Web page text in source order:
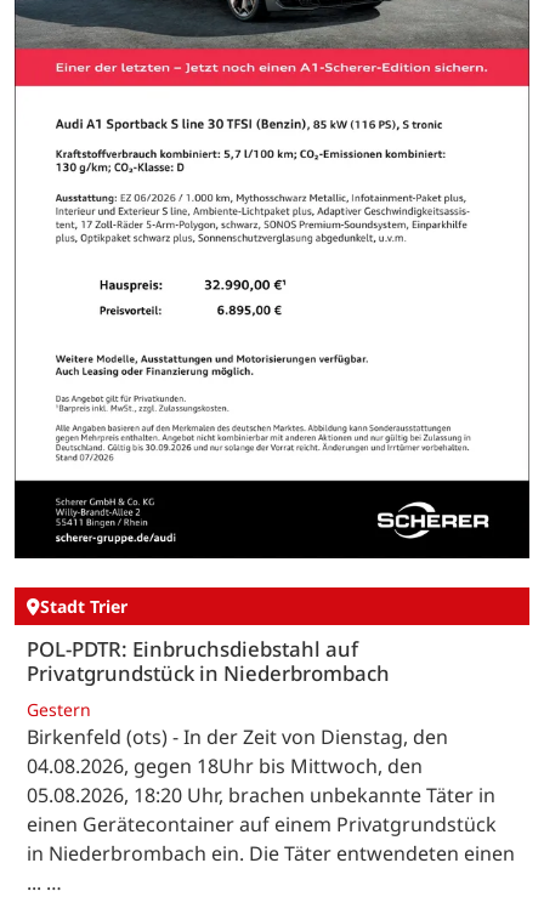
Stadt Trier
POL-PDTR: Einbruchsdiebstahl auf
Privatgrundstück in Niederbrombach
Gestern
Birkenfeld (ots) - In der Zeit von Dienstag, den
04.08.2026, gegen 18Uhr bis Mittwoch, den
05.08.2026, 18:20 Uhr, brachen unbekannte Täter in
einen Gerätecontainer auf einem Privatgrundstück
in Niederbrombach ein. Die Täter entwendeten einen
... …